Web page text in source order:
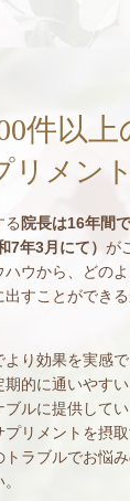
件以上
リメン
る 院長は16年間
7年3月にて） が
ウから、どの
すことができ
り効果を実感
期的に通いやす
ルに提供して
リメントを摂
ラブルでお悩